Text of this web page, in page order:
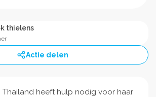
thielens
Actie delen
Thailand heeft hulp nodig voor haar